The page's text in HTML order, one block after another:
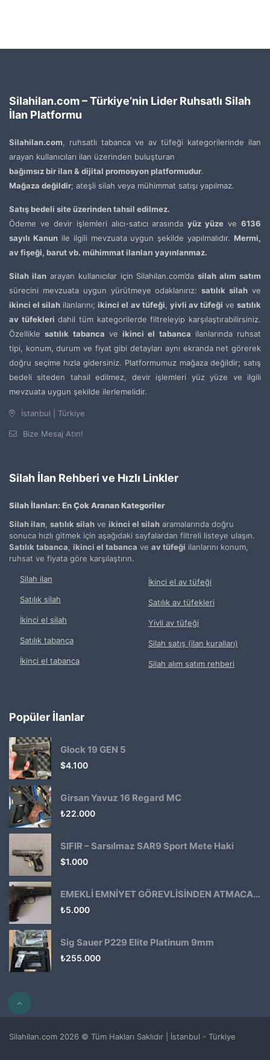
Silahilan.com – Türkiye’nin Lider Ruhsatlı Silah
İlan Platformu
Silahilan.com, ruhsatlı tabanca ve av tüfeği kategorilerinde ilan
arayan kullanıcıları ilan üzerinden buluşturan
bağımsız bir ilan & dijital promosyon platformudur.
Mağaza değildir; ateşli silah veya mühimmat satışı yapılmaz.
Satış bedeli site üzerinden tahsil edilmez.
Ödeme ve devir işlemleri alıcı-satıcı arasındayüz yüze ve6136
sayılı Kanunile ilgili mevzuata uygun şekilde yapılmalıdır. Mermi,
av fişeği, barut vb. mühimmat ilanları yayınlanmaz.
Silah ilanarayan kullanıcılar için Silahilan.com’dasilah alım satım
sürecini mevzuata uygun yürütmeye odaklanırız:satılık silah ve
ikinci el silah ilanlarını;ikinci el av tüfeği, yivli av tüfeği vesatılık
av tüfekleri dahil tüm kategorilerde filtreleyip karşılaştırabilirsiniz.
Özelliklesatılık tabanca ve ikinci el tabanca ilanlarında ruhsat
tipi, konum, durum ve fiyat gibi detayları aynı ekranda net görerek
doğru seçime hızla gidersiniz. Platformumuz mağaza değildir; satış
bedeli siteden tahsil edilmez, devir işlemleri yüz yüze ve ilgili
mevzuata uygun şekilde ilerlemelidir.
İstanbul | Türkiye
Bize Mesaj Atın!
Silah İlan Rehberi ve Hızlı Linkler
Silah İlanları: En Çok Aranan Kategoriler
Silah ilan, satılık silah ve ikinci el silah aramalarında doğru
sonuca hızlı gitmek için aşağıdaki sayfalardan filtreli listeye ulaşın.
Satılık tabanca, ikinci el tabanca ve av tüfeği ilanlarını konum,
ruhsat ve fiyata göre karşılaştırın.
Silah ilan
Satılık silah
İkinci el silah
Satılık tabanca
İkinci el tabanca
İkinci el av tüfeği
Satılık av tüfekleri
Yivli av tüfeği
Silah satış (ilan kuralları)
Silah alım satım rehberi
Popüler İlanlar
Glock 19 GEN 5
$4.100
Girsan Yavuz 16 Regard MC
₺22.000
SIFIR – Sarsılmaz SAR9 Sport Mete Haki
$1.000
EMEKLİ EMNİYET GÖREVLİSİNDEN ATMACA 53 KLASİK14
₺5.000
Sig Sauer P229 Elite Platinum 9mm
₺255.000
Silahilan.com 2026 © Tüm Hakları Saklıdır | İstanbul - Türkiye